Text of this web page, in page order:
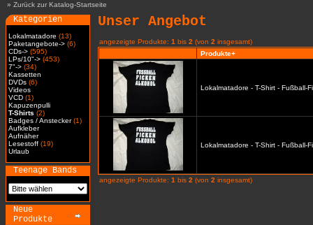
» Zurück zur Katalog-Startseite
Kategorien
Lokalmatadore (13)
Paketangebote-> (6)
CDs-> (595)
LPs/10"-> (453)
7"-> (34)
Kassetten
DVDs (6)
Videos
VCD (1)
Kapuzenpulli
T-Shirts (2)
Badges / Anstecker(1)
Aufkleber
Aufnäher
Lesestoff (19)
Urlaub
Teenage Bands
Neue
Produkte
Unser Angebot
angezeigte Produkte: 1 bis 2 (von 2 insgesamt)
Produkte+
Lokalmatadore - T-Shirt - Fußball-
Lokalmatadore - T-Shirt - Fußball-
angezeigte Produkte: 1 bis 2 (von 2 insgesamt)